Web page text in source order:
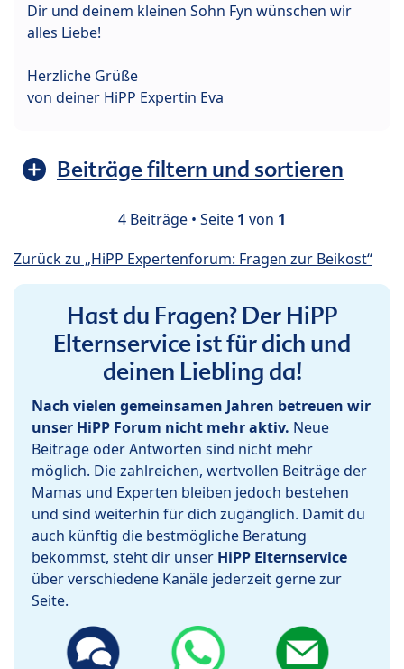
Dir und deinem kleinen Sohn Fyn wünschen wir
alles Liebe!
Herzliche Grüße
von deiner HiPP Expertin Eva
Beiträge filtern und sortieren
4 Beiträge • Seite 1 von 1
Zurück zu „HiPP Expertenforum: Fragen zur Beikost“
Hast du Fragen? Der HiPP
Elternservice ist für dich und
deinen Liebling da!
Nach vielen gemeinsamen Jahren betreuen wir
unser HiPP Forum nicht mehr aktiv. Neue
Beiträge oder Antworten sind nicht mehr
möglich. Die zahlreichen, wertvollen Beiträge der
Mamas und Experten bleiben jedoch bestehen
und sind weiterhin für dich zugänglich. Damit du
auch künftig die bestmögliche Beratung
bekommst, steht dir unser HiPP Elternservice
über verschiedene Kanäle jederzeit gerne zur
Seite.